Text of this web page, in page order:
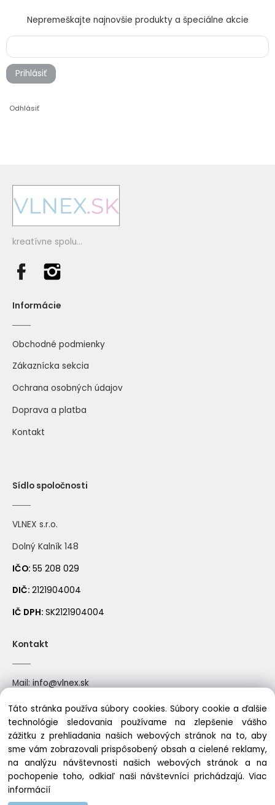
344 sivo fialová
343 azúrová
349 modrá 348 oceľová modrá
Nepremeškajte najnovšie produkty a špeciálne akcie
Prihlásiť
Odhlásiť
kreatívne spolu...
Informácie
Obchodné podmienky
Zákaznícka sekcia
Ochrana osobných údajov
Doprava a platba
Kontakt
Sídlo spoločnosti
VLNEX s.r.o.
Dolný Kalník 148
IČO: 55 208 029
DIČ: 2121904004
IČ DPH: SK2121904004
Kontakt
Mail:info@vlnex.sk
Mobil: +421910522388
Copyright © 2023 vlnex.sk, All rights reserved
Táto stránka používa súbory cookies. Súbory cookie a ďalšie
technológie sledovania používame na zlepšenie vášho
zážitku z prehliadania našich webových stránok na to, aby
sme vám zobrazovali prispôsobený obsah a cielené reklamy,
na analýzu návštevnosti našich webových stránok a na
pochopenie toho, odkiaľ naši návštevníci prichádzajú.Viac
informácií